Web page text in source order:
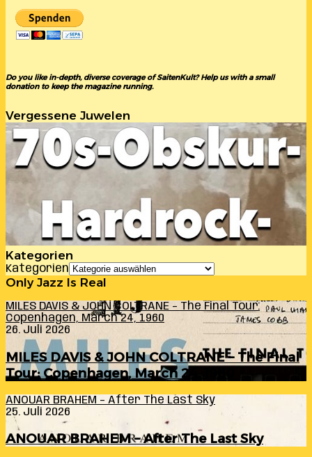
Do you like in-depth, diverse coverage of SaitenKult? Help us with a small
donation to keep the magazine running.
Vergessene Juwelen
Kategorien
Kategorien
Only Jazz Is Real
MILES DAVIS & JOHN COLTRANE – The Final Tour:
Copenhagen, March 24, 1960
26. Juli 2026
MILES DAVIS & JOHN COLTRANE – The Final
Tour: Copenhagen, March 24, 1960
ANOUAR BRAHEM – After The Last Sky
25. Juli 2026
ANOUAR BRAHEM – After The Last Sky